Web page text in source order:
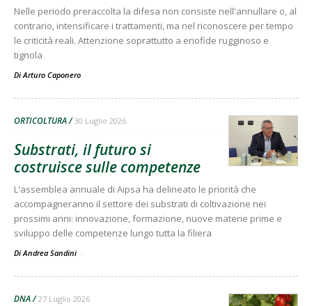
Nelle periodo preraccolta la difesa non consiste nell'annullare o, al
contrario, intensificare i trattamenti, ma nel riconoscere per tempo
le criticità reali. Attenzione soprattutto a eriofide rugginoso e
tignola
DiArturo Caponero
ORTICOLTURA 30 Luglio 2026
Substrati, il futuro si
costruisce sulle competenze
L'assemblea annuale di Aipsa ha delineato le priorità che
accompagneranno il settore dei substrati di coltivazione nei
prossimi anni: innovazione, formazione, nuove materie prime e
sviluppo delle competenze lungo tutta la filiera
Di Andrea Sandini -
DNA 27 Luglio 2026